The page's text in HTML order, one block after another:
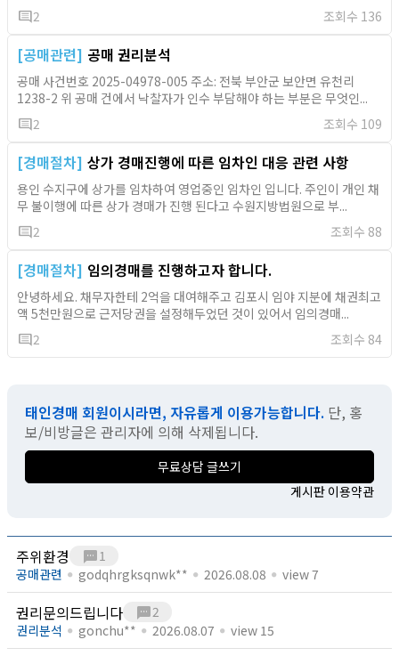
comment2 조회수 136
[공매관련] 공매 권리분석
공매 사건번호 2025-04978-005 주소: 전북 부안군 보안면 유천리
1238-2 위 공매 건에서 낙찰자가 인수 부담해야 하는 부분은 무엇인...
comment2 조회수 109
[경매절차] 상가 경매진행에 따른 임차인 대응 관련 사항
용인 수지구에 상가를 임차하여 영업중인 임차인 입니다. 주인이 개인 채
무 불이행에 따른 상가 경매가 진행 된다고 수원지방법원으로 부...
comment2 조회수 88
[경매절차] 임의경매를 진행하고자 합니다.
안녕하세요. 채무자한테 2억을 대여해주고 김포시 임야 지분에 채권최고
액 5천만원으로 근저당권을 설정해두었던 것이 있어서 임의경매...
comment2 조회수 84
태인경매 회원이시라면, 자유롭게 이용가능합니다. 단, 홍
보/비방글은 관리자에 의해 삭제됩니다.
무료상담 글쓰기
게시판 이용약관
주위환경 sms1
공매관련
godqhrgksqnwk** 2026.08.08 view 7
권리문의드립니다 sms2
권리분석
gonchu** 2026.08.07 view 15